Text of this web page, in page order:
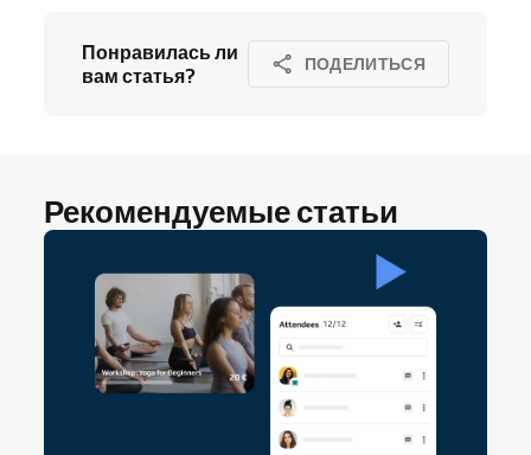
Понравилась ли
вам статья?
ПОДЕЛИТЬСЯ
Рекомендуемые статьи